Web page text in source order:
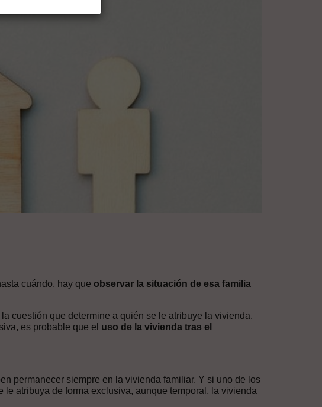
cuándo, hay que observar la situación de esa familia
cuestión que determine a quién se le atribuye la vivienda.
es probable que el uso de la vivienda tras el
permanecer siempre en la vivienda familiar. Y si uno de los
atribuya de forma exclusiva, aunque temporal, la vivienda